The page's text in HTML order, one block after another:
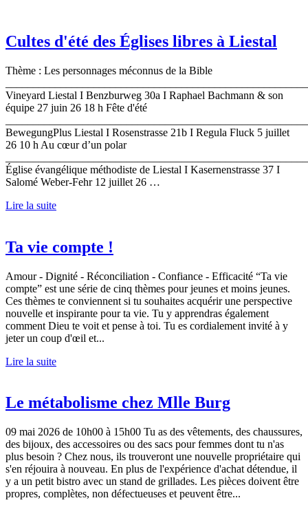
Cultes d'été des Églises libres à Liestal
Thème : Les personnages méconnus de la Bible
Vineyard Liestal I Benzburweg 30a I Raphael Bachmann & son
équipe 27 juin 26 18 h Fête d'été
BewegungPlus Liestal I Rosenstrasse 21b I Regula Fluck 5 juillet
26 10 h Au cœur d’un polar
Église évangélique méthodiste de Liestal I Kasernenstrasse 37 I
Salomé Weber-Fehr 12 juillet 26 …
Lire la suite
Ta vie compte !
Amour - Dignité - Réconciliation - Confiance - Efficacité “Ta vie
compte” est une série de cinq thèmes pour jeunes et moins jeunes.
Ces thèmes te conviennent si tu souhaites acquérir une perspective
nouvelle et inspirante pour ta vie. Tu y apprendras également
comment Dieu te voit et pense à toi. Tu es cordialement invité à y
jeter un coup d'œil et...
Lire la suite
Le métabolisme chez Mlle Burg
09 mai 2026 de 10h00 à 15h00 Tu as des vêtements, des chaussures,
des bijoux, des accessoires ou des sacs pour femmes dont tu n'as
plus besoin ? Chez nous, ils trouveront une nouvelle propriétaire qui
s'en réjouira à nouveau. En plus de l'expérience d'achat détendue, il
y a un petit bistro avec un stand de grillades. Les pièces doivent être
propres, complètes, non défectueuses et peuvent être...